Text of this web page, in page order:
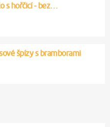
s hořčicí - bez…
špízy s bramborami